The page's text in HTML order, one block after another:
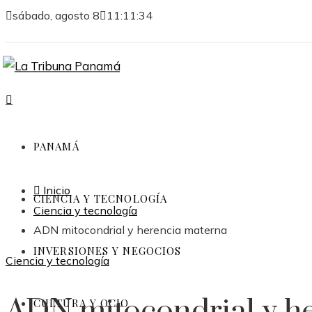
sábado, agosto 8 11:11:35
PANAMÁ
CIENCIA Y TECNOLOGÍA
INVERSIONES Y NEGOCIOS
CULTURA Y OCIO
Inicio
Ciencia y tecnología
ADN mitocondrial y herencia materna
Ciencia y tecnología